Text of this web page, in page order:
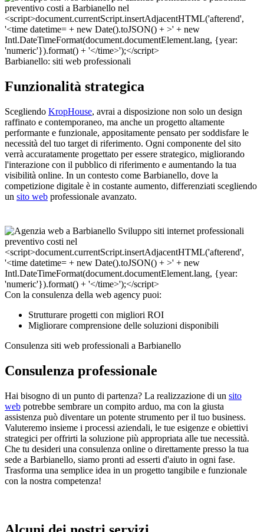
Barbianello: siti web professionali
Funzionalità strategica
Scegliendo KropHouse, avrai a disposizione non solo un design
raffinato e contemporaneo, ma anche un progetto altamente
performante e funzionale, appositamente pensato per soddisfare le
necessità del tuo target di riferimento. Ogni componente del sito
verrà accuratamente progettato per essere strategico, migliorando
l'interazione con il pubblico di riferimento e aumentando la tua
visibilità online. In un contesto come Barbianello, dove la
competizione digitale è in costante aumento, differenziati scegliendo
un sito web professionale avanzato.
Con la consulenza della web agency puoi:
Strutturare progetti con migliori ROI
Migliorare comprensione delle soluzioni disponibili
Consulenza siti web professionali a Barbianello
Consulenza professionale
Hai bisogno di un punto di partenza? La realizzazione di un sito
web potrebbe sembrare un compito arduo, ma con la giusta
assistenza può diventare un potente strumento per il tuo business.
Valuteremo insieme i processi aziendali, le tue esigenze e obiettivi
strategici per offrirti la soluzione più appropriata alle tue necessità.
Che tu desideri una consulenza online o direttamente presso la tua
sede a Barbianello, siamo pronti ad esserti d'aiuto in ogni fase.
Trasforma una semplice idea in un progetto tangibile e funzionale
con la nostra competenza!